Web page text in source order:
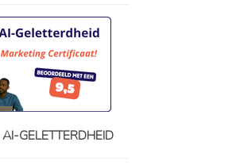
GELETTERDHEID